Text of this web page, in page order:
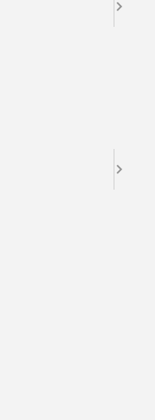
jährliches Forum zu